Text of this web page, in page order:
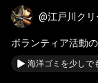
@江戸川ク
ボランティア活動
行っています。海
ボランティア活動